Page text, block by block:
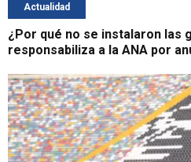
Actualidad
¿Por qué no se instalaron las
responsabiliza a la ANA por